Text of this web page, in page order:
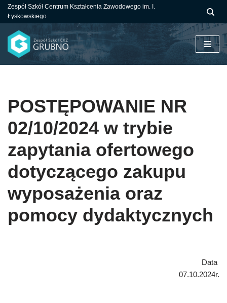
do
treści
Zespół Szkół Centrum Kształcenia Zawodowego im. I.
Łyskowskiego
POSTĘPOWANIE NR
02/10/2024 w trybie
zapytania ofertowego
dotyczącego zakupu
wyposażenia oraz
pomocy dydaktycznych
Data
07.10.2024r.